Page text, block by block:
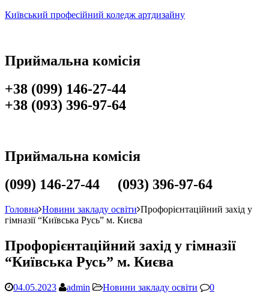
Київський професійний коледж артдизайну
Приймальна комісія
+38 (099) 146-27-44
+38 (093) 396-97-64
Приймальна комісія
(099) 146-27-44 (093) 396-97-64
Головна Новини закладу освіти Профорієнтаційний захід у
гімназії “Київська Русь” м. Києва
Профорієнтаційний захід у гімназії
“Київська Русь” м. Києва
04.05.2023 admin Новини закладу освіти
0